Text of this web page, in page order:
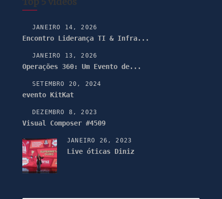
JANEIRO 14, 2026
Encontro Liderança TI & Infra...
JANEIRO 13, 2026
Operações 360: Um Evento de...
SETEMBRO 20, 2024
evento KitKat
DEZEMBRO 8, 2023
Visual Composer #4509
JANEIRO 26, 2023
Live óticas Diniz